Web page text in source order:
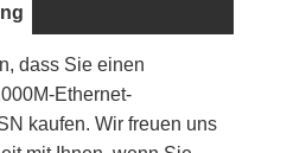
dass Sie einen
Ethernet-
kaufen. Wir freuen uns